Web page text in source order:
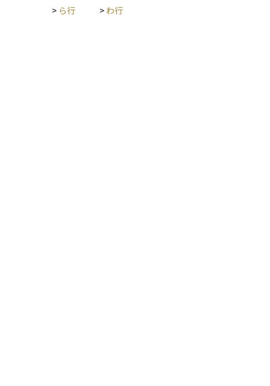
> ら行 > わ行